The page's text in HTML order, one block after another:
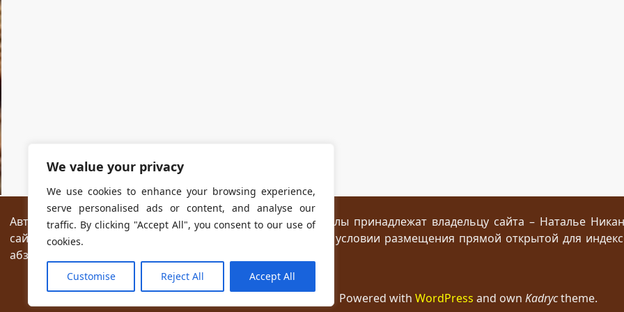
We value your privacy
We use cookies to enhance your browsing experience,
serve personalised ads or content, and analyse our
traffic. By clicking "Accept All", you consent to our use of
cookies.
Customise Reject All Accept All
Авторские права на все размещённые на сайте материалы принадлежат владельцу сайта – Наталье
сайтах разрешается без предварительного согласия при условии размещения прямой открытой для
абзаца текста.
Powered with WordPress and own Kadryctheme.